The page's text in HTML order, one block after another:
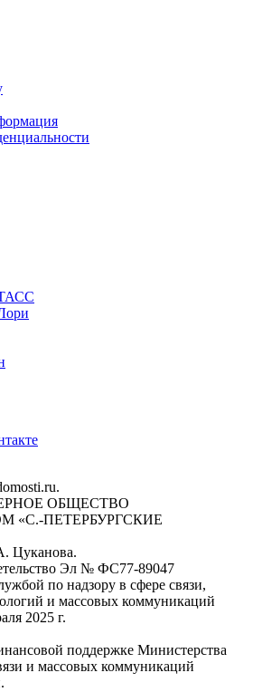
ОБЩЕСТВО
«С.-ПЕТЕРБУРГСКИЕ
Цуканова.
Эл № ФС77-89047
по надзору в сфере связи,
и массовых коммуникаций
2025 г.
поддержке Министерства
и массовых коммуникаций